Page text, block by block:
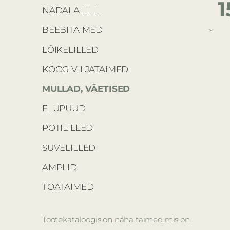
NÄDALA LILL
BEEBITAIMED
›
LÕIKELILLED
KÖÖGIVILJATAIMED
MULLAD, VÄETISED
ELUPUUD
POTILILLED
SUVELILLED
AMPLID
TOATAIMED
Tootekataloogis on näha taimed mis on